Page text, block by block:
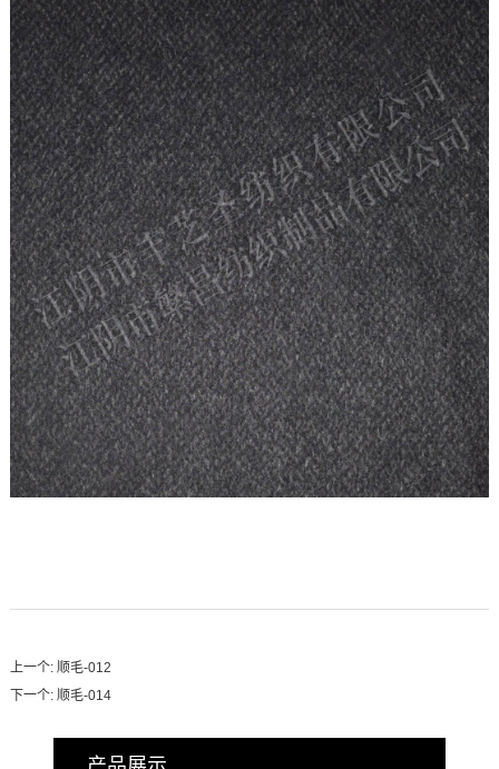
上一个: 顺毛-012
下一个: 顺毛-014